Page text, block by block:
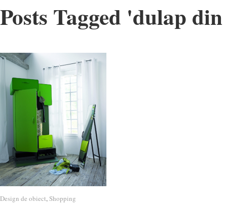
Posts Tagged 'dulap
Design de obiect,Shopping
Design de obiect Shopping